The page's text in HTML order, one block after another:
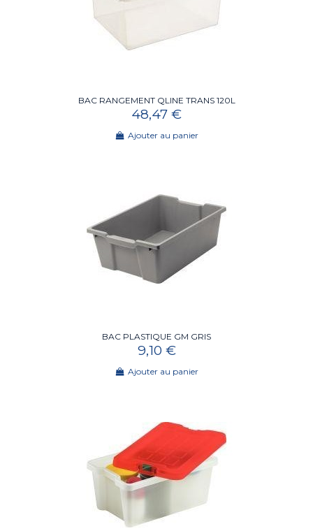
BAC RANGEMENT QLINE TRANS 120L
48,47 €
Ajouter au panier
BAC PLASTIQUE GM GRIS
9,10 €
Ajouter au panier